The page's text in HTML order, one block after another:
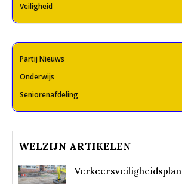
Veiligheid
Partij Nieuws
Onderwijs
Seniorenafdeling
WELZIJN ARTIKELEN
Verkeersveiligheidsplan